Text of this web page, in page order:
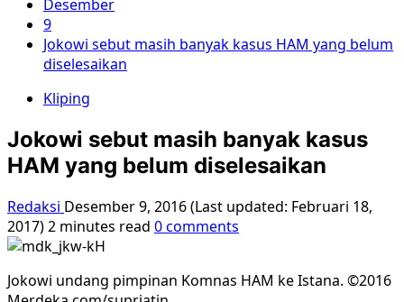
Desember
9
Jokowi sebut masih banyak kasus HAM yang belum
diselesaikan
Kliping
Jokowi sebut masih banyak kasus
HAM yang belum diselesaikan
Redaksi Desember 9, 2016 (Last updated: Februari 18,
2017)2 minutes read 0 comments
Jokowi undang pimpinan Komnas HAM ke Istana. ©2016